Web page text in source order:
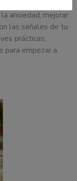
ansiedad, mejorar
las señales de tu
prácticas,
para empezar a